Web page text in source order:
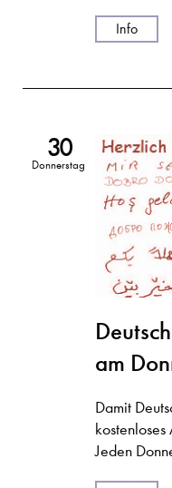
Info
30
Donnerstag
am
Damit
Jeden